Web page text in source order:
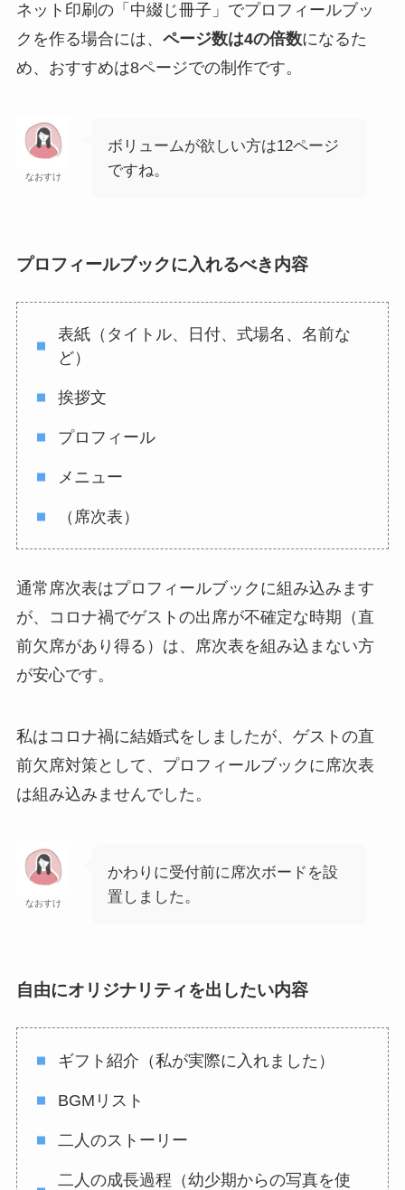
ネット印刷の「中綴じ冊子」でプロフィールブッ
クを作る場合には、 ページ数は4の倍数になるた
め、 おすすめは8ページでの制作です。
なおすけ
ボリュームが欲しい方は12ページ
ですね。
プロフィールブックに入れるべき内容
表紙（タイトル、日付、式場名、名前な
ど）
挨拶文
プロフィール
メニュー
（席次表）
通常席次表はプロフィールブックに組み込みます
が、コロナ禍でゲストの出席が不確定な時期（直
前欠席があり得る）は、席次表を組み込まない方
が安心です。
私はコロナ禍に結婚式をしましたが、ゲストの直
前欠席対策として、プロフィールブックに席次表
は組み込みませんでした。
なおすけ
かわりに受付前に席次ボードを設
置しました。
自由にオリジナリティを出したい内容
ギフト紹介（私が実際に入れました）
BGMリスト
二人のストーリー
二人の成長過程（幼少期からの写真を使